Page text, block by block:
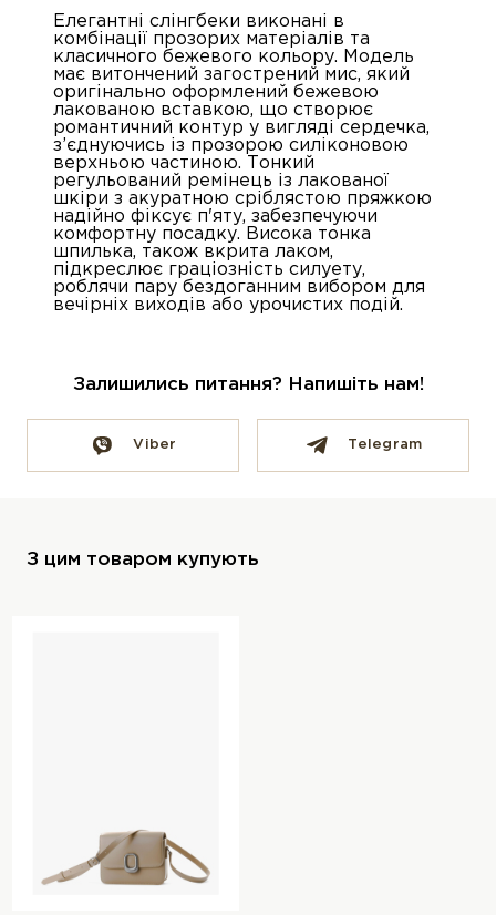
Елегантні слінгбеки виконані в
комбінації прозорих матеріалів та
класичного бежевого кольору. Модель
має витончений загострений мис, який
оригінально оформлений бежевою
лакованою вставкою, що створює
романтичний контур у вигляді сердечка,
з’єднуючись із прозорою силіконовою
верхньою частиною. Тонкий
регульований ремінець із лакованої
шкіри з акуратною сріблястою пряжкою
надійно фіксує п'яту, забезпечуючи
комфортну посадку. Висока тонка
шпилька, також вкрита лаком,
підкреслює граціозність силуету,
роблячи пару бездоганним вибором для
вечірніх виходів або урочистих подій.
Залишились питання? Напишіть нам!
Viber Telegram
З цим товаром купують